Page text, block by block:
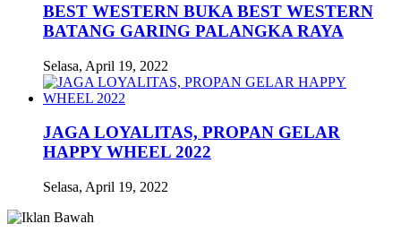
BEST WESTERN BUKA BEST WESTERN
BATANG GARING PALANGKA RAYA
Selasa, April 19, 2022
JAGA LOYALITAS, PROPAN GELAR
HAPPY WHEEL 2022
Selasa, April 19, 2022